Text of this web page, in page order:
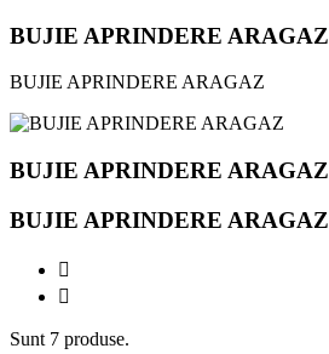
BUJIE APRINDERE ARAGAZ
BUJIE APRINDERE ARAGAZ
BUJIE APRINDERE ARAGAZ
BUJIE APRINDERE ARAGAZ


Sunt 7 produse.